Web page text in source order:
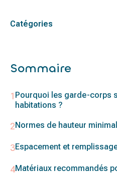
Catégories
Sommaire
Pourquoi les garde-corps
habitations ?
Normes de hauteur
Espacement et
Matériaux recommandés